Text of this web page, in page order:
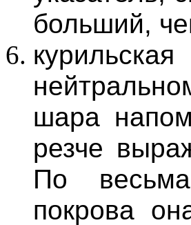
больший,
шара
резче
По
покрова